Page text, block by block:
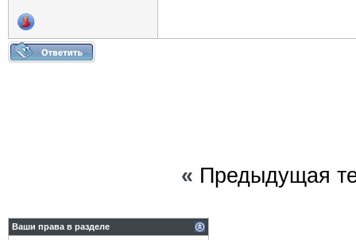
« Предыдущая
Ваши права в разделе